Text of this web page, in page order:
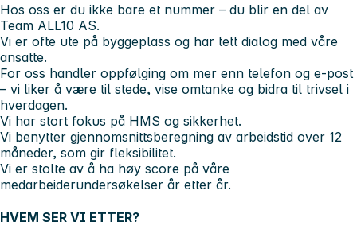
Hos oss er du ikke bare et nummer – du blir en del av
Team ALL10 AS.
Vi er ofte ute på byggeplass og har tett dialog med våre
ansatte.
For oss handler oppfølging om mer enn telefon og e-post
– vi liker å være til stede, vise omtanke og bidra til trivsel i
hverdagen.
Vi har stort fokus på HMS og sikkerhet.
Vi benytter gjennomsnittsberegning av arbeidstid over 12
måneder, som gir fleksibilitet.
Vi er stolte av å ha høy score på våre
medarbeiderundersøkelser år etter år.
HVEM SER VI ETTER?